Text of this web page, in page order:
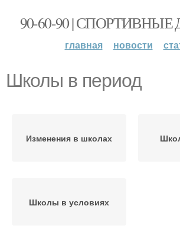
90-60-90 |
главная новости
Школы в период
Изменения в школах
Школы в условиях